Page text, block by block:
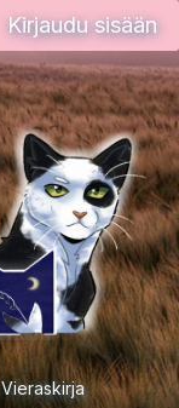
Kirjaudu sisään
Vieraskirja